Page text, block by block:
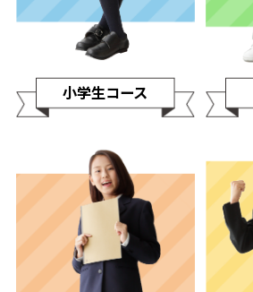
小学生コース